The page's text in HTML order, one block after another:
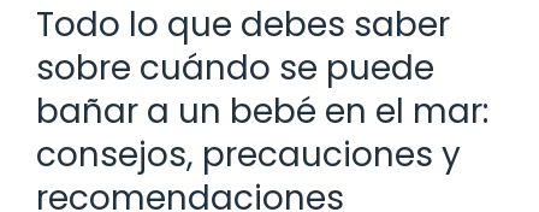
Todo lo que debes saber
sobre cuándo se puede
bañar a un bebé en el mar:
consejos, precauciones y
recomendaciones